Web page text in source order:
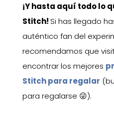
¡Y hasta aquí todo lo
Stitch!Si has llegado
auténtico fan del
recomendamos que
encontrar los mejores
Stitch para regalar
para regalarse 😜).